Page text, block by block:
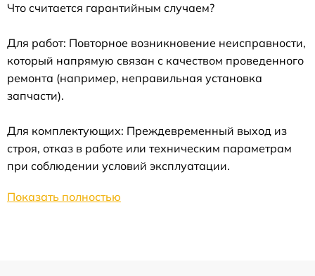
Что считается гарантийным случаем?
Для работ: Повторное возникновение неисправности,
который напрямую связан с качеством проведенного
ремонта (например, неправильная установка
запчасти).
Для комплектующих: Преждевременный выход из
строя, отказ в работе или техническим параметрам
при соблюдении условий эксплуатации.
Показать полностью